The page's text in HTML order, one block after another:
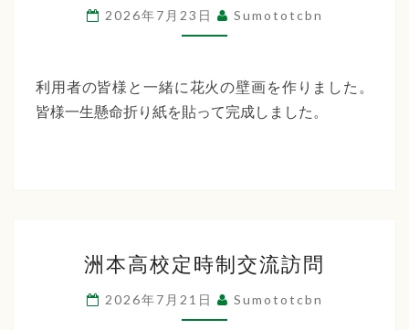
ン
作
成
2026年7月23日 Sumototcbn
利用者の皆様と一緒に花火の壁画を作りました。
皆様一生懸命折り紙を貼って完成しました。
本
高
校
洲本高校定時制交流訪問
2026年7月21日 Sumototcbn